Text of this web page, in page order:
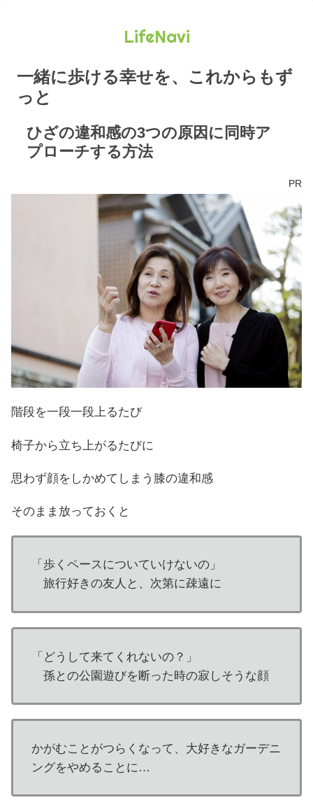
LifeNavi
一緒に歩ける幸せを、これからもず
っと
ひざの違和感の3つの原因に同時ア
プローチする方法
PR
階段を一段一段上るたび
椅子から立ち上がるたびに
思わず顔をしかめてしまう膝の違和感
そのまま放っておくと
「歩くペースについていけないの」
旅行好きの友人と、次第に疎遠に
「どうして来てくれないの？」
孫との公園遊びを断った時の寂しそうな顔
かがむことがつらくなって、大好きなガーデニ
ングをやめることに…